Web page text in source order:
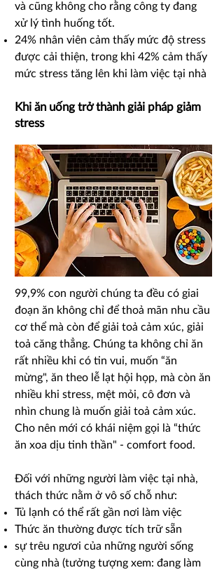
và cũng không cho rằng công ty đang
xử lý tình huống tốt.
24% nhân viên cảm thấy mức độ stress
được cải thiện, trong khi 42% cảm thấy
mức stress tăng lên khi làm việc tại nhà
Khi ăn uống trở thành giải pháp giảm
stress
99,9% con người chúng ta đều có giai
đoạn ăn không chỉ để thoả mãn nhu cầu
cơ thể mà còn để giải toả cảm xúc, giải
toả căng thẳng. Chúng ta không chỉ ăn
rất nhiều khi có tin vui, muốn “ăn
mừng", ăn theo lễ lạt hội họp, mà còn ăn
nhiều khi stress, mệt mỏi, cô đơn và
nhìn chung là muốn giải toả cảm xúc.
Cho nên mới có khái niệm gọi là “thức
ăn xoa dịu tinh thần" - comfort food.
Đối với những người làm việc tại nhà,
thách thức nằm ở vô số chỗ như:
Tủ lạnh có thể rất gần nơi làm việc
Thức ăn thường được tích trữ sẵn
sự trêu ngươi của những người sống
cùng nhà (tưởng tượng xem: đang làm